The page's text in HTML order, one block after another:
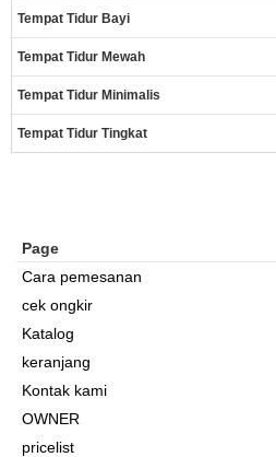
Tempat Tidur Bayi
Tempat Tidur Mewah
Tempat Tidur Minimalis
Tempat Tidur Tingkat
Page
Cara pemesanan
cek ongkir
Katalog
keranjang
Kontak kami
OWNER
pricelist